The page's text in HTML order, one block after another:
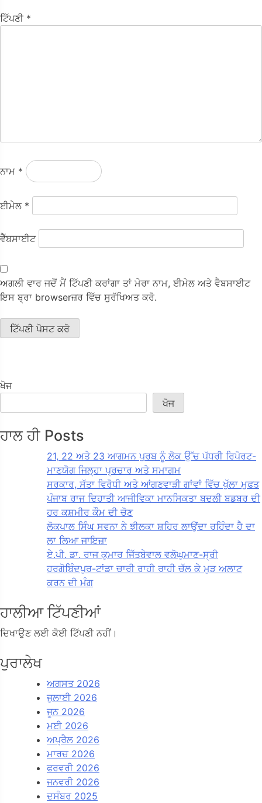
ਟਿੱਪਣੀ *
ਨਾਮ *
ਈਮੇਲ *
ਵੈੱਬਸਾਈਟ
ਅਗਲੀ ਵਾਰ ਜਦੋਂ ਮੈਂ ਟਿੱਪਣੀ ਕਰਾਂਗਾ ਤਾਂ ਮੇਰਾ ਨਾਮ, ਈਮੇਲ ਅਤੇ ਵੈਬਸਾਈਟ
ਇਸ ਬ੍ਰਾ browserਜ਼ਰ ਵਿੱਚ ਸੁਰੱਖਿਅਤ ਕਰੋ.
ਖੋਜ
ਖੋਜ
ਹਾਲ ਹੀ Posts
21, 22 ਅਤੇ 23 ਆਗਮਨ ਪੁਰਬ ਨੂੰ ਲੋਕ ਉੱਚ ਪੱਧਰੀ ਰਿਪੋਰਟ-
ਮਾਣਯੋਗ ਜਿਲ੍ਹਾ ਪ੍ਰਚਾਰ ਅਤੇ ਸਮਾਗਮ
ਸਰਕਾਰ, ਸੱਤਾ ਵਿਰੋਧੀ ਅਤੇ ਆਂਗਣਵਾੜੀ ਗਾਂਵਾਂ ਵਿੱਚ ਖੁੱਲਾ ਮੁਫਤ
ਪੰਜਾਬ ਰਾਜ ਦਿਹਾਤੀ ਆਜੀਵਿਕਾ ਮਾਨਸਿਕਤਾ ਬਦਲੀ ਬਡਬਰ ਦੀ
ਹਰ ਕਸ਼ਮੀਰ ਕੌਮ ਦੀ ਚੋਣ
ਲੋਕਪਾਲ ਸਿੰਘ ਸਵਨਾ ਨੇ ਝੀਲਕਾ ਸ਼ਹਿਰ ਲਾਉਂਦਾ ਰਹਿੰਦਾ ਹੈ ਦਾ
ਲਾ ਲਿਆ ਜਾਇਜ਼ਾ
ਏ.ਪੀ. ਡਾ. ਰਾਜ ਕੁਮਾਰ ਜਿੱਤਬੇਵਾਲ ਵਲੋਘੁਮਾਣ-ਸ੍ਰੀ
ਹਰਗੋਬਿੰਦਪੁਰ-ਟਾਂਡਾ ਚਾਰੀ ਰਾਹੀ ਰਾਹੀ ਚੱਲ ਕੇ ਮੁੜ ਅਲਾਟ
ਕਰਨ ਦੀ ਮੰਗ
ਹਾਲੀਆ ਟਿੱਪਣੀਆਂ
ਦਿਖਾਉਣ ਲਈ ਕੋਈ ਟਿੱਪਣੀ ਨਹੀਂ।
ਪੁਰਾਲੇਖ
ਅਗਸਤ 2026
ਜੁਲਾਈ 2026
ਜੂਨ 2026
ਮਈ 2026
ਅਪ੍ਰੈਲ 2026
ਮਾਰਚ 2026
ਫਰਵਰੀ 2026
ਜਨਵਰੀ 2026
ਦਸੰਬਰ 2025